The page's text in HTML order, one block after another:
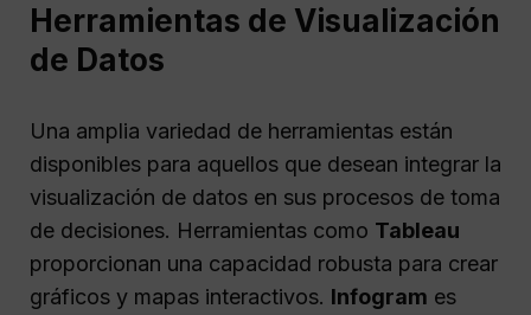
Herramientas de Visualización
de Datos
Una amplia variedad de herramientas están
disponibles para aquellos que desean integrar la
visualización de datos en sus procesos de toma
de decisiones. Herramientas como Tableau
proporcionan una capacidad robusta para crear
gráficos y mapas interactivos. Infogram es